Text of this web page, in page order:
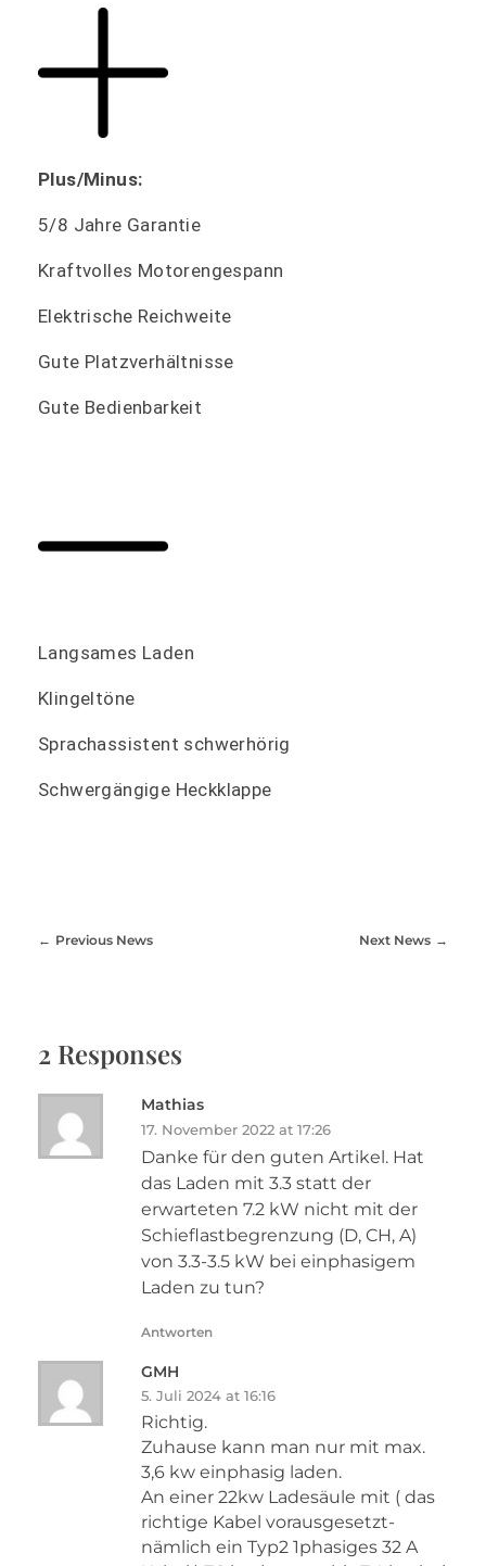
Plus/Minus:
5/8 Jahre Garantie
Kraftvolles Motorengespann
Elektrische Reichweite
Gute Platzverhältnisse
Gute Bedienbarkeit
Langsames Laden
Klingeltöne
Sprachassistent schwerhörig
Schwergängige Heckklappe
Previous News Next News
2 Responses
Mathias
17. November 2022 at 17:26
Danke für den guten Artikel. Hat
das Laden mit 3.3 statt der
erwarteten 7.2 kW nicht mit der
Schieflastbegrenzung (D, CH, A)
von 3.3-3.5 kW bei einphasigem
Laden zu tun?
Antworten
GMH
5. Juli 2024 at 16:16
Richtig.
Zuhause kann man nur mit max.
3,6 kw einphasig laden.
An einer 22kw Ladesäule mit ( das
richtige Kabel vorausgesetzt-
nämlich ein Typ2 1phasiges 32 A